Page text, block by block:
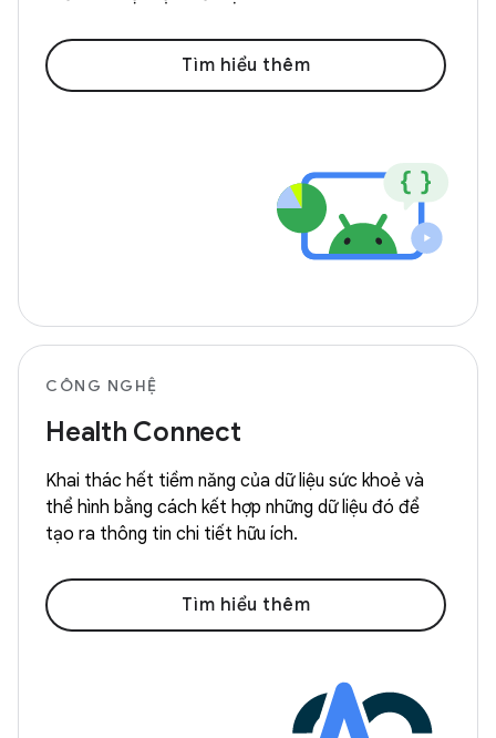
Tìm hiểu thêm
CÔNG NGHỆ
Health Connect
Khai thác hết tiềm năng của dữ liệu sức khoẻ và
thể hình bằng cách kết hợp những dữ liệu đó để
tạo ra thông tin chi tiết hữu ích.
Tìm hiểu thêm